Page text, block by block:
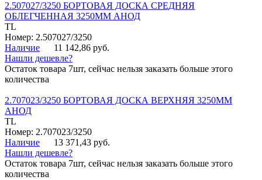
2.507027/3250 БОРТОВАЯ ДОСКА СРЕДНЯЯ
ОБЛЕГЧЕННАЯ 3250ММ АНОД
TL
Номер: 2.507027/3250
Наличие
11 142,86 руб.
Нашли дешевле?
Остаток товара 7шт, сейчас нельзя заказать больше этого
количества
2.707023/3250 БОРТОВАЯ ДОСКА ВЕРХНЯЯ 3250ММ
АНОД
TL
Номер: 2.707023/3250
Наличие
13 371,43 руб.
Нашли дешевле?
Остаток товара 7шт, сейчас нельзя заказать больше этого
количества